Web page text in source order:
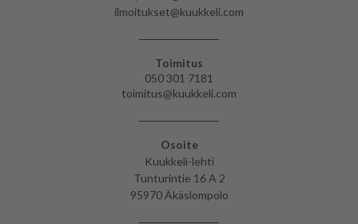
ilmoitukset@kuukkeli.com
Toimitus
050 301 7181
toimitus@kuukkeli.com
Osoite
Kuukkeli-lehti
Tunturintie 16 A 2
95970 Äkäslompolo